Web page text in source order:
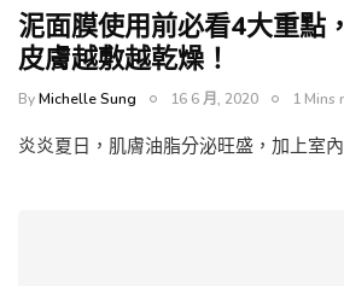
泥面膜使用前必看4大重點
皮膚越敷越乾燥！
ByMichelle Sung 16 6 月, 2020 1 Mins
炎炎夏日，肌膚油脂分泌旺盛，加上室